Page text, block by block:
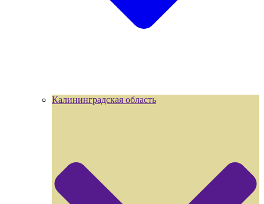
Калининградская область